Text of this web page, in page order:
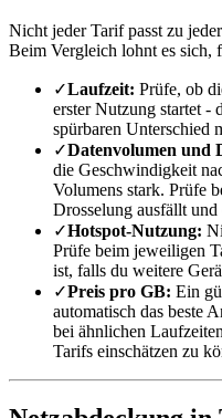
Nicht jeder Tarif passt zu
Beim Vergleich lohnt es sich,
✓Laufzeit: Prüfe, ob
erster Nutzung startet -
spürbaren Unterschied
✓Datenvolumen und
die Geschwindigkeit
Volumens stark. Prüfe
Drosselung ausfällt
✓Hotspot-Nutzung:
Prüfe beim jeweiligen
ist, falls du weitere
✓Preis pro GB: Ein
automatisch das beste
bei ähnlichen
Tarifs einschätzen zu